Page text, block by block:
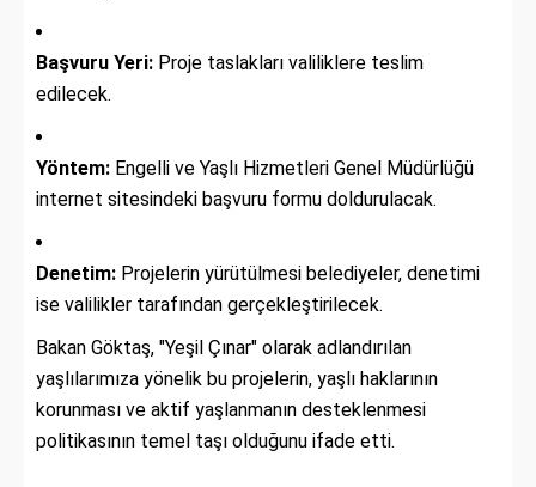
Başvuru Yeri: Proje taslakları valiliklere teslim
edilecek.
Yöntem: Engelli ve Yaşlı Hizmetleri Genel Müdürlüğü
internet sitesindeki başvuru formu doldurulacak.
Denetim: Projelerin yürütülmesi belediyeler, denetimi
ise valilikler tarafından gerçekleştirilecek.
Bakan Göktaş, "Yeşil Çınar" olarak adlandırılan
yaşlılarımıza yönelik bu projelerin, yaşlı haklarının
korunması ve aktif yaşlanmanın desteklenmesi
politikasının temel taşı olduğunu ifade etti.